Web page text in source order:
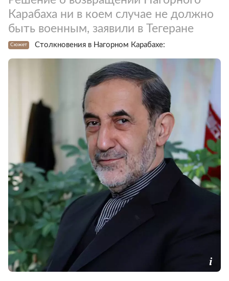
Карабаха ни в коем случае не должно
быть военным, заявили в Тегеране
Сюжет Столкновения в Нагорном Карабахе: